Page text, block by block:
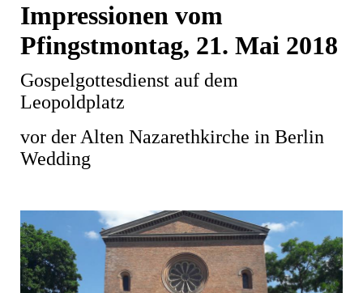
Impressionen vom
Pfingstmontag, 21. Mai 2018
Gospelgottesdienst auf dem
Leopoldplatz
vor der Alten Nazarethkirche in Berlin
Wedding